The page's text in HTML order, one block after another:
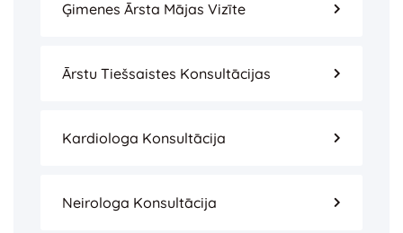
Ģimenes Ārsta Mājas Vizīte
Ārstu Tiešsaistes Konsultācijas
Kardiologa Konsultācija
Neirologa Konsultācija